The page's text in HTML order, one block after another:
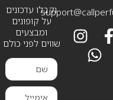
וקבלו עדכונים
על קופונים
ומבצעים
שווים לפני כולם